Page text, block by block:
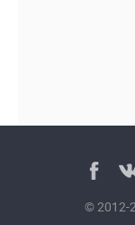
© 2012-